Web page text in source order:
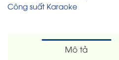
Công suất Karaoke
Mô tả